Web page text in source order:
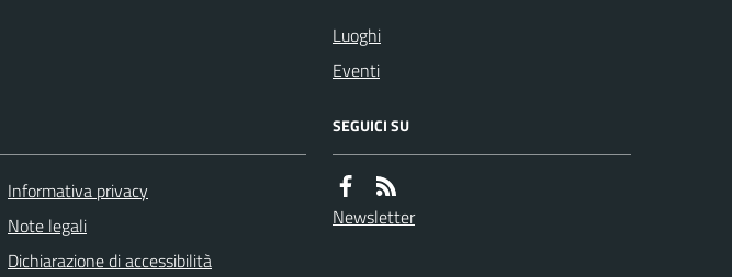
Luoghi
Eventi
Informativa privacy
Note legali
Dichiarazione di accessibilità
SEGUICI SU
Newsletter